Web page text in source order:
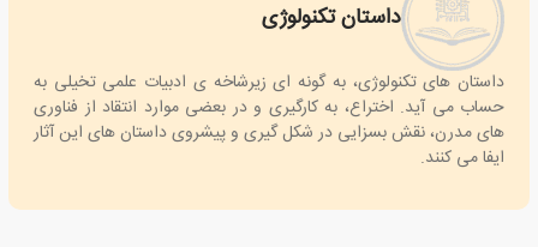
داستان تکنولوژی
Technology stories
داستان های تکنولوژی، به گونه ای زیرشاخه ی ادبیات علمی تخیلی به
حساب می آید. اختراع، به کارگیری و در بعضی موارد انتقاد از فناوری
های مدرن، نقش بسزایی در شکل گیری و پیشروی داستان های این آثار
ایفا می کنند.